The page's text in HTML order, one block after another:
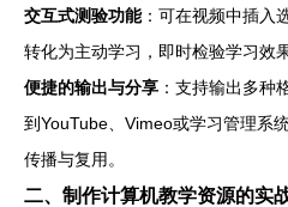
交互式测验功能：可在视频中插入
转化为主动学习，即时检验学习效果
便捷的输出与分享 ：支持输出多种
到YouTube、Vimeo或学习管理系
传播与复用。
二、制作计算机教学资源的实